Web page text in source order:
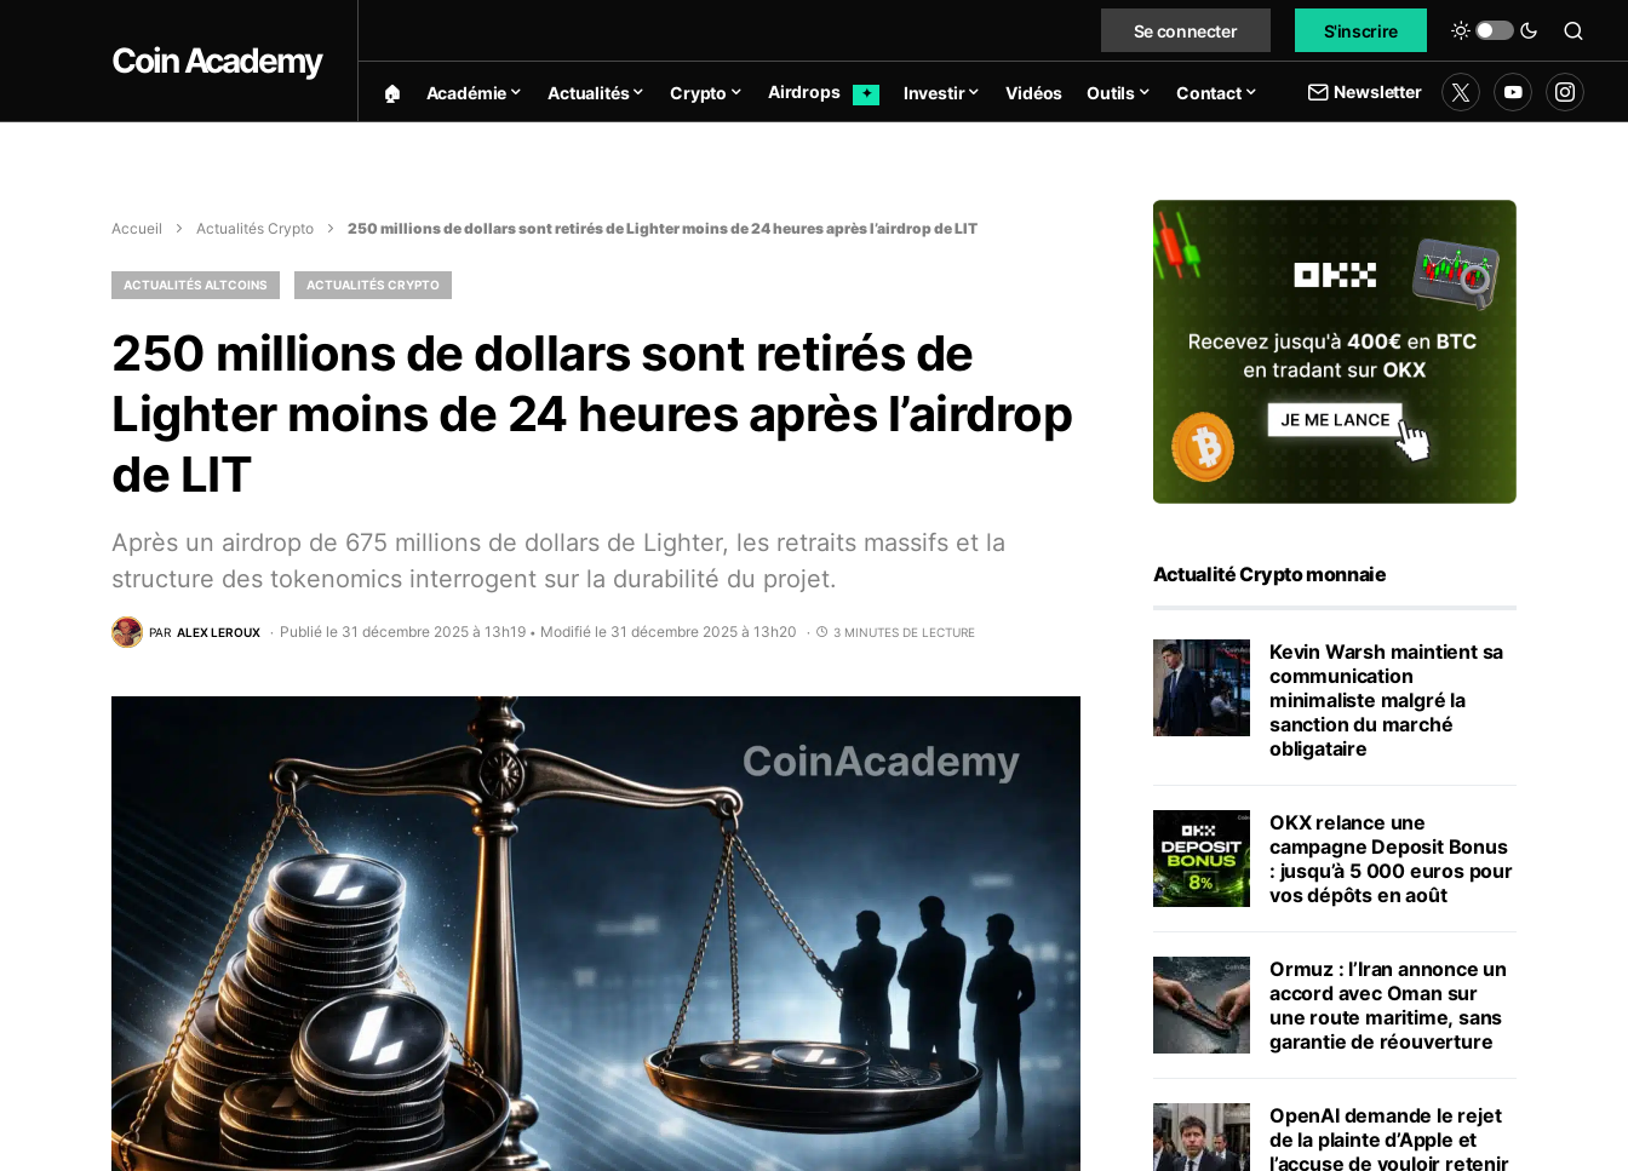
Coin Academy
Se connecter S'inscrire
🏠︎ Académie Actualités Crypto Airdrops ✦ Investir Vidéos Outils Contact Newsletter
Accueil Actualités Crypto 250 millions de dollars sont retirés de Lighter moins de 24 heures après l’airdrop de LIT
ACTUALITÉS ALTCOINS ACTUALITÉS CRYPTO
250 millions de dollars sont retirés de
Lighter moins de 24 heures après l’airdrop
de LIT
Après un airdrop de 675 millions de dollars de Lighter, les retraits massifs et la
structure des tokenomics interrogent sur la durabilité du projet.
PAR ALEX LEROUX Publié le 31 décembre 2025 à 13h19 • Modifié le 31 décembre 2025 à 13h20 3 MINUTES DE LECTURE
Actualité Crypto monnaie
Kevin Warsh maintient sa
communication
minimaliste malgré la
sanction du marché
obligataire
OKX relance une
campagne Deposit Bonus
: jusqu’à 5 000 euros pour
vos dépôts en août
Ormuz : l’Iran annonce un
accord avec Oman sur
une route maritime, sans
garantie de réouverture
OpenAI demande le rejet
de la plainte d’Apple et
l’accuse de vouloir retenir